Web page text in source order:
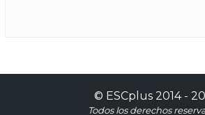
© ESCplus2014 -
Todos los derechos